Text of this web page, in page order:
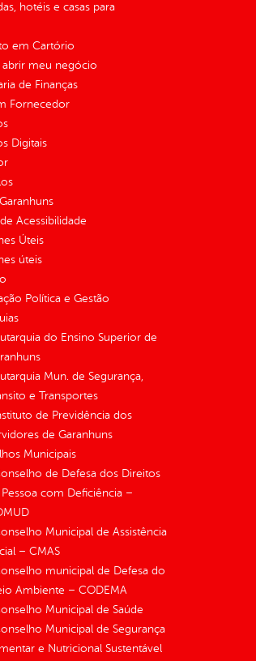
hotéis e casas para
em Cartório
meu negócio
de Finanças
Fornecedor
Digitais
Acessibilidade
Úteis
úteis
Política e Gestão
do Ensino Superior de
Mun. de Segurança,
e Transportes
de Previdência dos
de Garanhuns
Municipais
de Defesa dos Direitos
com Deficiência –
Municipal de Assistência
– CMAS
municipal de Defesa do
Ambiente – CODEMA
Municipal de Saúde
Municipal de Segurança
e Nutricional Sustentável